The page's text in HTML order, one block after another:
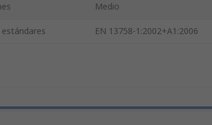
Medio
EN 13758-1:2002+A1:2006